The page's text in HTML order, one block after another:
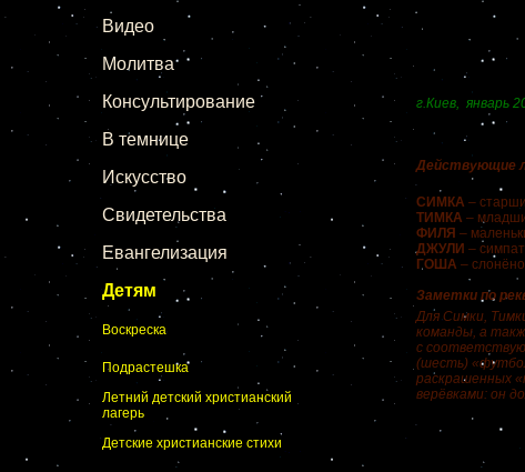
Видео
Молитва
Консультирование
В темнице
Искусство
Свидетельства
Евангелизация
Детям
Воскреска
Подрастешка
Летний детский христианский
лагерь
Детские христианские стихи
г.Киев,
Действующие
СИМКА –
ТИМКА –
ФИЛЯ –
ДЖУЛИ –
ГОША –
Заметки по
Для Симки,
команды, а
с
(шесть)
раскрашенных
верёвками: он